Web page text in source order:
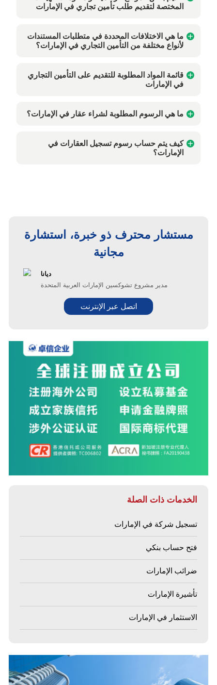
المختصة لتقديم طلب تأمين تجاري في الإمارات
ما هي الاختلافات المحددة في متطلبات المستندات
لأنواع مختلفة من التأمين التجاري في الإمارات؟
قائمة المواد المطلوبة للتقديم على التأمين التجاري
في الإمارات
ما هي الرسوم المطلوبة لشراء عقار في الإمارات؟
كيف يتم حساب رسوم تسجيل العقارات في
الإمارات؟
مستشار محترف ذو خبرة، استشارة
مجانية
ديانا
مدير مشروع تشوكسين الإمارات العربية المتحدة
اتصل عبر الإنترنت
الخدمات ذات الصلة
تسجيل شركة في الإمارات
فتح حساب بنكي
ضرائب الإمارات
تأشيرة الإمارات
الاستثمار في الإمارات